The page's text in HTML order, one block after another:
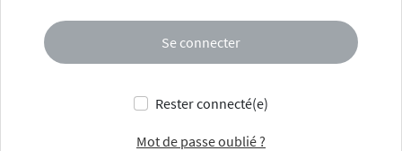
Se connecter
Rester connecté(e)
Mot de passe oublié ?